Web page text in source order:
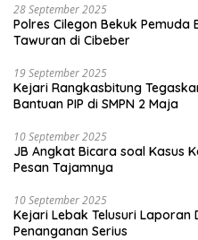
28 September 2025
Polres Cilegon Bekuk
Tawuran di Cibeber
19 September 2025
Kejari Rangkasbitung
Bantuan PIP di SMPN 2 Maja
10 September 2025
JB Angkat Bicara soal Kasus
Pesan Tajamnya
10 September 2025
Kejari Lebak Telusuri Laporan
Penanganan Serius